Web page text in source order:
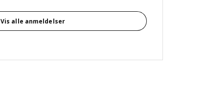
Vis alle anmeldelser